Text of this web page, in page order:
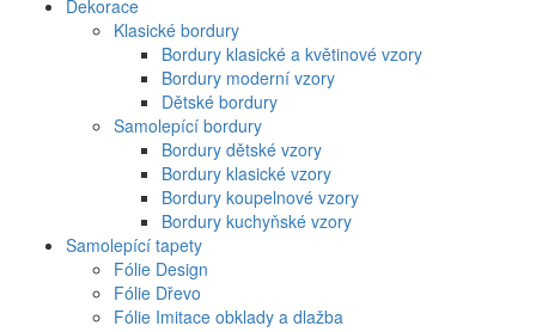
Dekorace
Klasické bordury
Bordury klasické a květinové vzory
Bordury moderní vzory
Dětské bordury
Samolepící bordury
Bordury dětské vzory
Bordury klasické vzory
Bordury koupelnové vzory
Bordury kuchyňské vzory
Samolepící tapety
Fólie Design
Fólie Dřevo
Fólie Imitace obklady a dlažba